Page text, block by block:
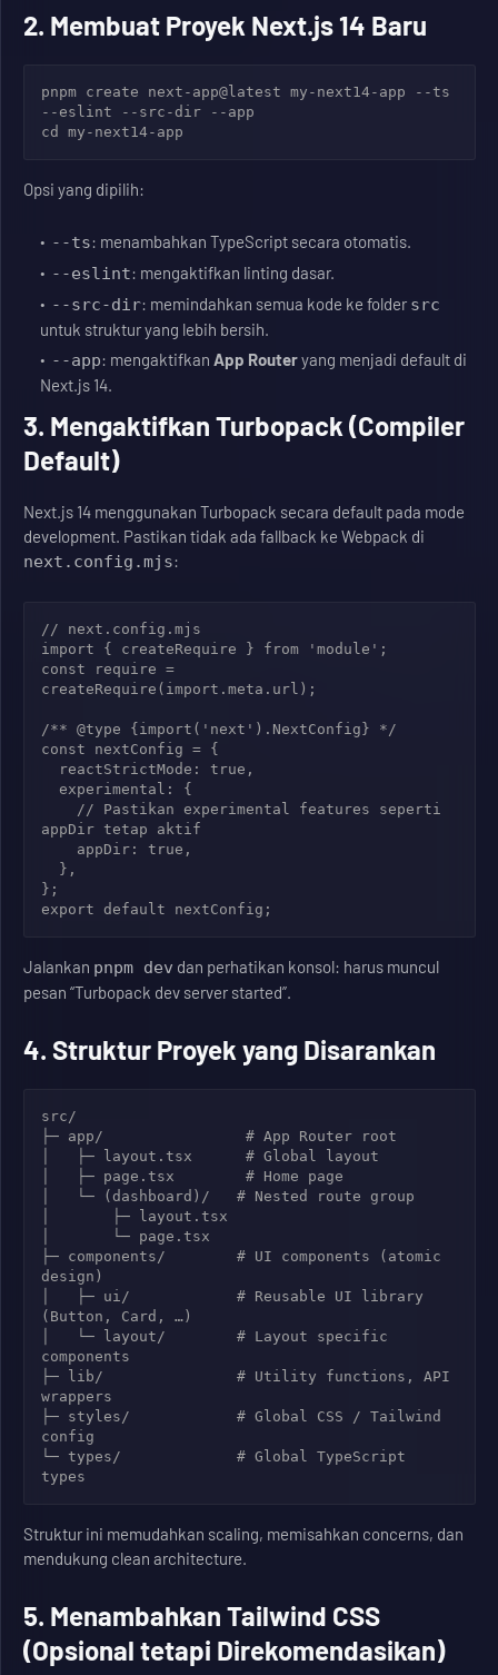
2. Membuat Proyek Next.js 14 Baru
pnpm create next-app@latest my-next14-app --ts
--eslint --src-dir --app
Opsi yang dipilih:
--ts: menambahkan TypeScript secara otomatis.
--eslint: mengaktifkan linting dasar.
--src-dir: memindahkan semua kode ke folder src
untuk struktur yang lebih bersih.
--app: mengaktifkan App Routeryang menjadi default di
Next.js 14.
3. Mengaktifkan Turbopack (Compiler
Default)
Next.js 14 menggunakan Turbopack secara default pada mode
development. Pastikan tidak ada fallback ke Webpack di
next.config.mjs:
// next.config.mjs
import { createRequire } from 'module';
const require =
createRequire(import.meta.url);
/** @type {import('next').NextConfig} */
const nextConfig = {
appDir tetap aktif
};
Jalankan pnpm dev dan perhatikan konsol: harus muncul
pesan “Turbopack dev server started”.
4. Struktur Proyek yang Disarankan
src/
├─ app/                # App Router root
│   ├─ layout.tsx      # Global layout
│   ├─ page.tsx        # Home page
│   └─ (dashboard)/   # Nested route group
│       ├─ layout.tsx
│       └─ page.tsx
├─ components/        # UI components (atomic
design)
│   ├─ ui/            # Reusable UI library
(Button, Card, …)
│   └─ layout/        # Layout specific
components
├─ lib/               # Utility functions, API
wrappers
├─ styles/            # Global CSS / Tailwind
config
└─ types/             # Global TypeScript
Struktur ini memudahkan scaling, memisahkan concerns, dan
mendukung clean architecture.
5. Menambahkan Tailwind CSS
(Opsional tetapi Direkomendasikan)